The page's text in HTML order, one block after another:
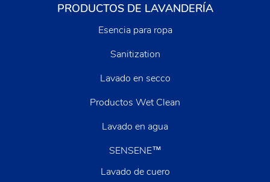
PRODUCTOS DE LAVANDERÍA
Esencia para ropa
Sanitization
Lavado en secco
Productos Wet Clean
Lavado en agua
SENSENE™
Lavado de cuero